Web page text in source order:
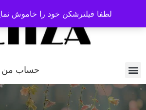
حساب من
لطفا فیلترشکن خود را خاموش